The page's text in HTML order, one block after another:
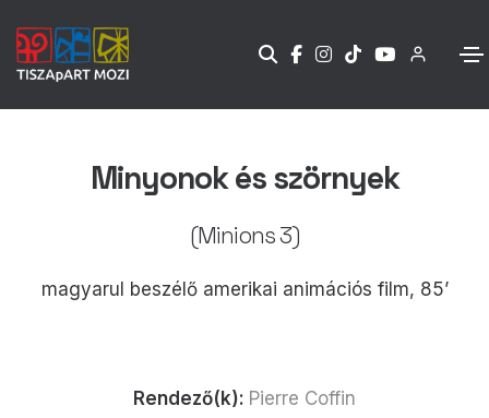
Minyonok és szörnyek
(Minions 3)
magyarul beszélő amerikai animációs film, 85’
Rendező(k): Pierre Coffin